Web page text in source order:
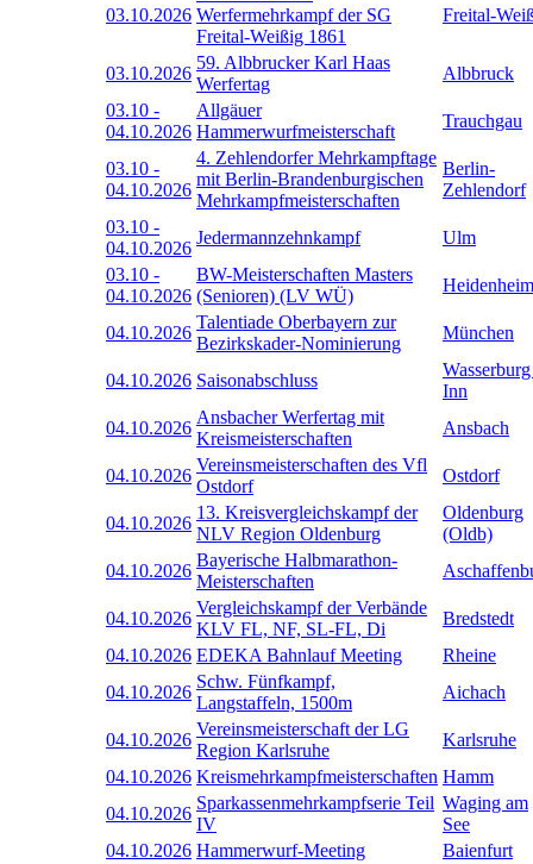
03.10.2026 Werfermehrkampf der SG
Freital-Weißig 1861
Freital-
03.10.2026
59. Albbrucker Karl Haas
Werfertag
Albbruck
03.10 -
04.10.2026
Allgäuer
Hammerwurfmeisterschaft
Trauchgau
03.10 -
04.10.2026
4. Zehlendorfer Mehrkampftage
mit Berlin-Brandenburgischen
Mehrkampfmeisterschaften
Berlin-
Zehlendorf
03.10 -
04.10.2026
Jedermannzehnkampf
Ulm
03.10 -
04.10.2026
BW-Meisterschaften Masters
(Senioren) (LV WÜ)
Heidenheim
04.10.2026
Talentiade Oberbayern zur
Bezirkskader-Nominierung
München
04.10.2026 Saisonabschluss
Inn
04.10.2026
Ansbacher Werfertag mit
Kreismeisterschaften
Ansbach
04.10.2026
Vereinsmeisterschaften des Vfl
Ostdorf
Ostdorf
04.10.2026
13. Kreisvergleichskampf der
NLV Region Oldenburg
Oldenburg
(Oldb)
04.10.2026
Bayerische Halbmarathon-
Meisterschaften
04.10.2026
Vergleichskampf der Verbände
KLV FL, NF, SL-FL, Di
Bredstedt
04.10.2026 EDEKA Bahnlauf Meeting
Rheine
04.10.2026
Schw. Fünfkampf,
Langstaffeln, 1500m
Aichach
04.10.2026
Vereinsmeisterschaft der LG
Region Karlsruhe
Karlsruhe
04.10.2026 Kreismehrkampfmeisterschaften Hamm
04.10.2026
Sparkassenmehrkampfserie Teil
IV
Waging am
See
04.10.2026 Hammerwurf-Meeting
Baienfurt